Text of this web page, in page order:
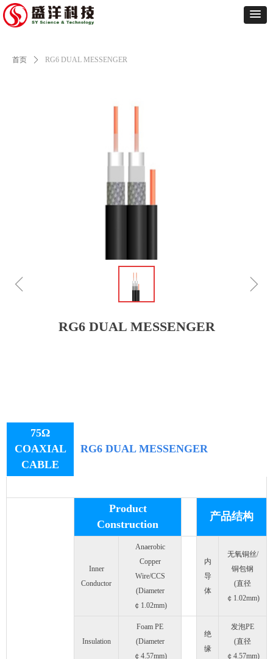
首页 ꄲ RG6 DUAL MESSENGER
ꁆ ꁇ
RG6 DUAL MESSENGER
75Ω
COAXIAL
CABLE
RG6 DUAL MESSENGER
Product
Construction
产品结构
Inner
Conductor
Anaerobic
Copper
Wire/CCS
(Diameter
￠1.02mm)
内
导
体
无氧铜丝/
铜包钢
(直径
￠1.02mm)
Insulation
Foam PE
(Diameter
￠4.57mm)
绝
缘
发泡PE
(直径
￠4.57mm)